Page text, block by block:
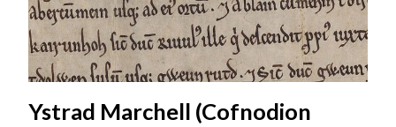
Ystrad Marchell (Cofnodion